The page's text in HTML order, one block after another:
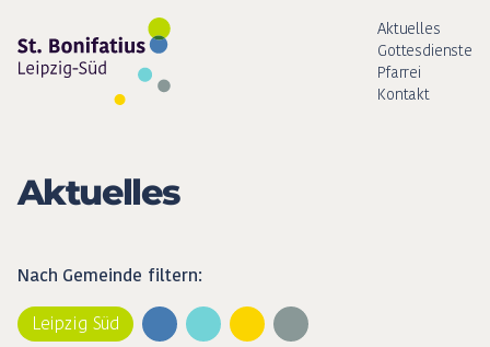
Aktuelles
Gottesdienste
Pfarrei
Kontakt
Aktuelles
Nach Gemeinde filtern:
Leipzig Süd